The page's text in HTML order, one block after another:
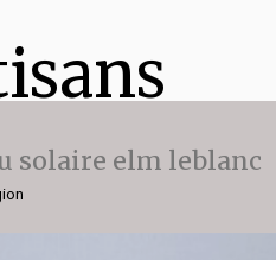
solaire elm leblanc